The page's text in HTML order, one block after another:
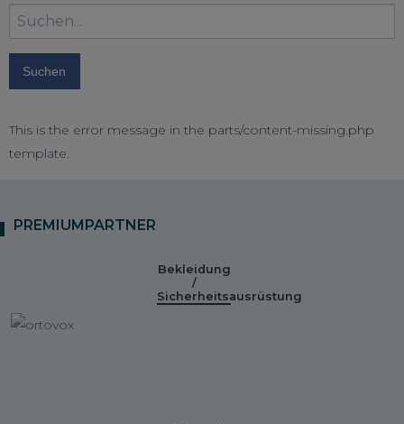
Suchbegriff
eingeben:
This is the error message in the parts/content-missing.php
template.
PREMIUMPARTNER
Bekleidung
/
Sicherheitsausrüstung